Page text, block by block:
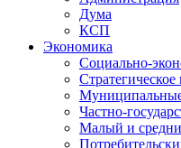
Дума
КСП
Экономика
Социально-
Частно-
Малый и